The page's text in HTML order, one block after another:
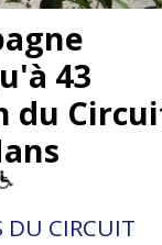
43
du
DU CIRCUIT